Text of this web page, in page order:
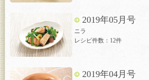
2019年05月号
ニラ
レシピ件数：12件
2019年04月号